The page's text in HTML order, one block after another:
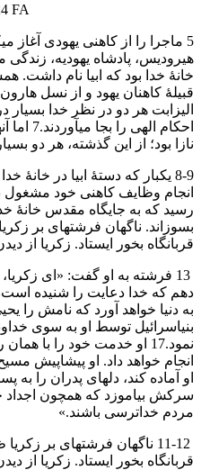
FA
5 ماجرا را از كاهنی يهودی آغاز
هيروديس، پادشاه يهوديه،
خانهٔ خدا بود كه ابيا نام داشت.
اليزابت هر دو در نظر خدا بسيار
احكام
نازا بود؛ از اين گذشته، هر دو
8-9 يكبار كه دستهٔ ابيا در خانهٔ
انجام وظايف كاهنی خود مشغول
رسيد كه به جايگاه مقدس خانهٔ
بسوزاند. ناگهان فرشتهای بر
قربانگاه بخور ايستاد. زكريا
13 فرشته به او گفت: «ای
دهم كه خدا دعايت را شنيده
بنیاسرائيل توسط او به سوی
نمود.17 او خدمت خود را با
انجام خواهد داد. او پيشاپيش
او آماده كند، دلهای پدران را به
سركش بياموزد كه همچون
مردم خداترسی باشند.»
11-12 ناگهان فرشتهای بر
قربانگاه بخور ايستاد. زكريا